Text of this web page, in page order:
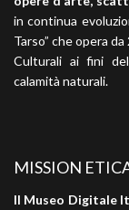
in continua
Tarso” che opera
Culturali ai fini
calamità naturali.
MISSION
Il Museo Digitale